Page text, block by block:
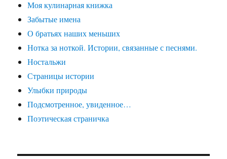
Моя кулинарная книжка
Забытые имена
О братьях наших меньших
Нотка за ноткой. Истории, связанные с песнями.
Ностальжи
Страницы истории
Улыбки природы
Подсмотренное, увиденное…
Поэтическая страничка